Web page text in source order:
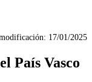
17/01/2025
País Vasco